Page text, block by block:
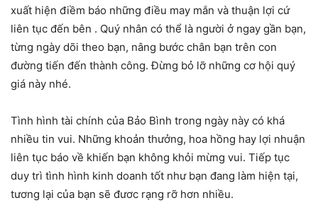
xuất hiện điềm báo những điều may mắn và thuận lợi cứ
liên tục đến bên . Quý nhân có thể là người ở ngay gần bạn,
từng ngày dõi theo bạn, nâng bước chân bạn trên con
đường tiến đến thành công. Đừng bỏ lỡ những cơ hội quý
giá này nhé.
Tình hình tài chính của Bảo Bình trong ngày này có khá
nhiều tin vui. Những khoản thưởng, hoa hồng hay lợi nhuận
liên tục báo về khiến bạn không khỏi mừng vui. Tiếp tục
duy trì tình hình kinh doanh tốt như bạn đang làm hiện tại,
tương lại của bạn sẽ đươc rạng rỡ hơn nhiều.